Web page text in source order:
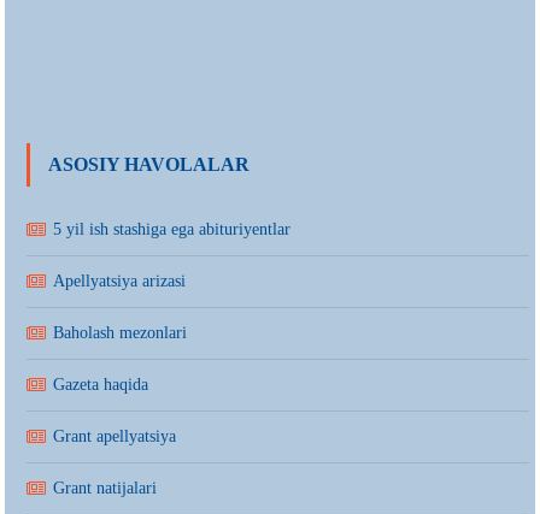
ASOSIY HAVOLALAR
5 yil ish stashiga ega abituriyentlar
Apellyatsiya arizasi
Baholash mezonlari
Gazeta haqida
Grant apellyatsiya
Grant natijalari